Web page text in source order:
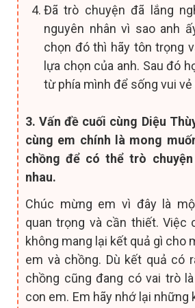
Đã trò chuyện đã lắng
nguyên nhân vì sao anh
chọn đó thì hãy tôn trọng
lựa chọn của anh. Sau đó
từ phía mình để sống vui vẻ
3. Vấn đề cuối cùng Diệu
cùng em chính là mong
chồng để có thể trò
nhau.
Chúc mừng em vì đây là
quan trọng và cần thiết. Việc
không mang lại kết quả gì cho
em và chồng. Dù kết quả có
chồng cũng đang có vai trò
con em. Em hãy nhớ lại những